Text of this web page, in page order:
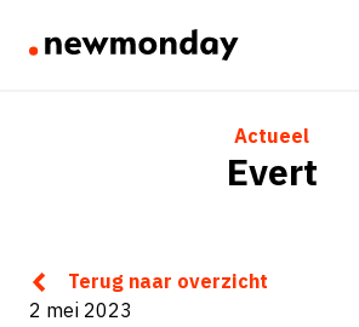
Actueel
Evert
Terug naar overzicht
2 mei 2023